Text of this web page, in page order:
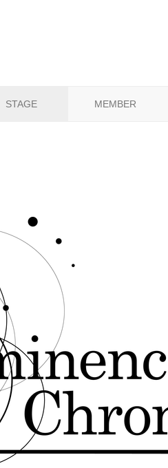
STAGE MEMBER